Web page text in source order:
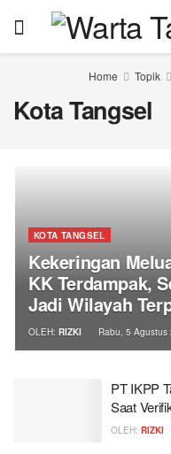
Home Topik
Kota Tangsel
KOTA TANGSEL
Kekeringan
KK Terdampak,
Jadi Wilayah
OLEH: RIZKI Rabu, 5
PT IKPP
Saat
OLEH: RIZKI